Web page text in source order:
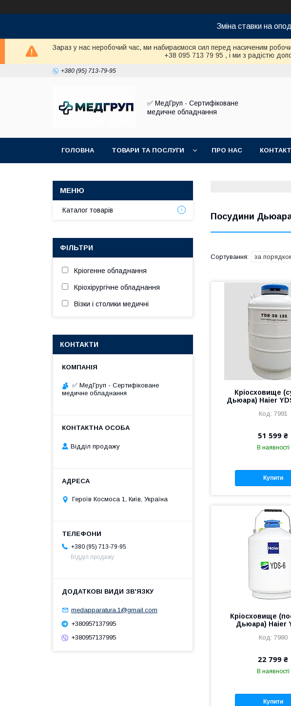
Зміна ставки на
Зараз у нас неробочий час, ми набираємося сил перед насиченим
+38 095 713 79 95 , і ми з радістю
+380 (95) 713-79-95
✅ МедГруп - Сертифіковане
медичне обладнання
ГОЛОВНА ТОВАРИ ТА ПОСЛУГИ ПРО НАС
Посудини
Кріосховище
Дьюара) Haier
7991
51 599 ₴
В наявності
Купити
Кріосховище
Дьюара) Haier
7980
22 799 ₴
В наявності
Купити
Каталог товарів
ФІЛЬТРИ
Кріогенне обладнання
Кріохірургічне обладнання
Візки і столики медичні
КОНТАКТИ
✅ МедГруп - Сертифіковане
медичне обладнання
Відділ продажу
Героїв Космоса 1, Київ, Україна
+380 (95) 713-79-95
Відділ продажу
medapparatura.1@gmail.com
+380957137995
+380957137995